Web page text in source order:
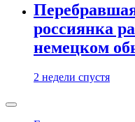
россиянка
немецком
2 недели спустя